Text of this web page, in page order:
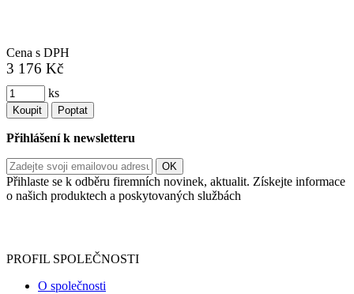
Cena s DPH
3 176 Kč
ks
Koupit Poptat
Přihlášení k newsletteru
Přihlaste se k odběru firemních novinek, aktualit. Získejte informace
o našich produktech a poskytovaných službách
PROFIL SPOLEČNOSTI
O společnosti